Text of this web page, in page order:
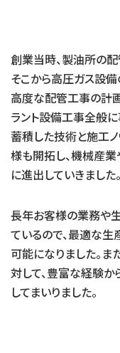
創業当時、製油所の
そこから高圧ガス設
高度な配管工事の計
ラント設備工事全般
蓄積した技術と施工
様も開拓し、機械産
に進出していきました。
長年お客様の業務や
ているので、最適な
可能になりました。
対して、豊富な経験
してまいりました。